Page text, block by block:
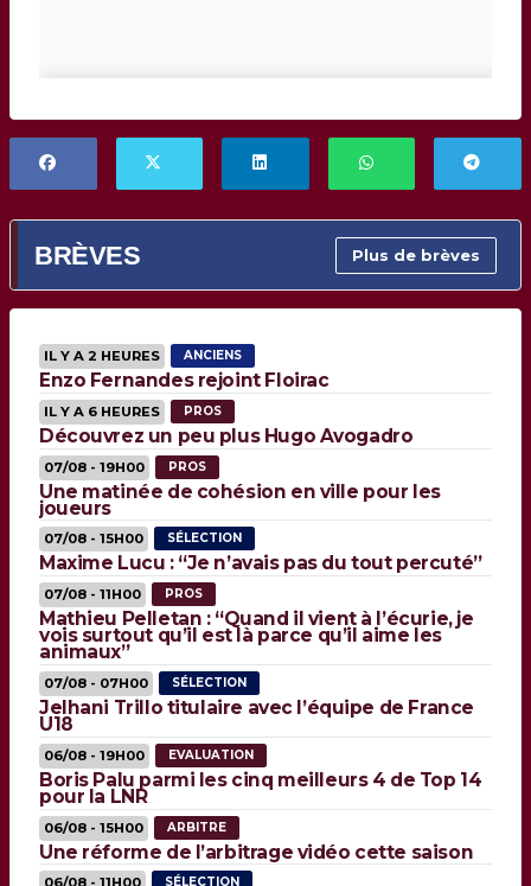
BRÈVES Plus de brèves
IL Y A 2 HEURES ANCIENS
Enzo Fernandes rejoint Floirac
IL Y A 6 HEURES PROS
Découvrez un peu plus Hugo Avogadro
07/08 - 19H00 PROS
Une matinée de cohésion en ville pour les
joueurs
07/08 - 15H00 SÉLECTION
Maxime Lucu : “Je n’avais pas du tout percuté”
07/08 - 11H00 PROS
Mathieu Pelletan : “Quand il vient à l’écurie, je
vois surtout qu’il est là parce qu’il aime les
animaux”
07/08 - 07H00 SÉLECTION
Jelhani Trillo titulaire avec l’équipe de France
U18
06/08 - 19H00 EVALUATION
Boris Palu parmi les cinq meilleurs 4 de Top 14
pour la LNR
06/08 - 15H00 ARBITRE
Une réforme de l’arbitrage vidéo cette saison
SÉLECTION